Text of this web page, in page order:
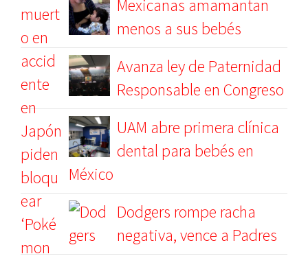
Mexicanas amamantan
menos a sus bebés
Avanza ley de Paternidad
Responsable en Congreso
UAM abre primera clínica
dental para bebés en
México
Dodgers rompe racha
negativa, vence a Padres